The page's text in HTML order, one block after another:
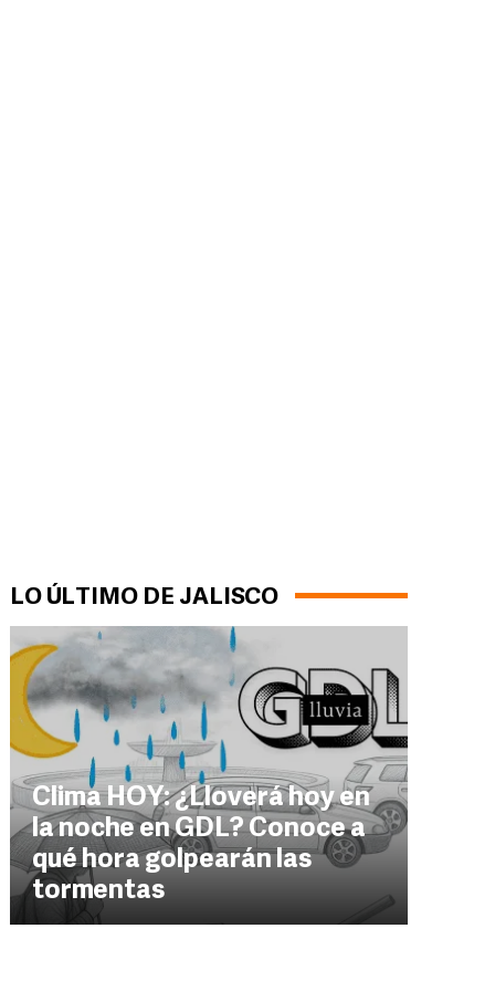
LO ÚLTIMO DE JALISCO
Clima HOY: ¿Lloverá hoy en
la noche en GDL? Conoce a
qué hora golpearán las
tormentas